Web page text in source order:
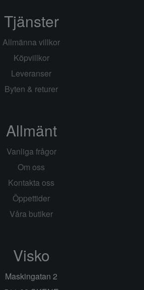
Tjänster
Allmänna villkor
Köpvillkor
Leveranser
Byten & returer
Allmänt
Vanliga frågor
Om oss
Kontakta oss
Öppettider
Våra butiker
Visko
Maskingatan 2